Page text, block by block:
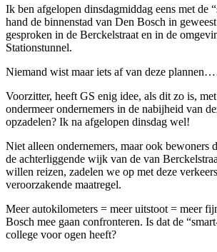
Ik ben afgelopen dinsdagmiddag eens met de
hand de binnenstad van Den Bosch in
gesproken in de Berckelstraat en in de
Stationstunnel.
Niemand wist maar iets af van deze
Voorzitter, heeft GS enig idee, als dit zo is,
ondermeer ondernemers in de nabijheid van
opzadelen? Ik na afgelopen dinsdag wel!
Niet alleen ondernemers, maar ook bewoners
de achterliggende wijk van de van
willen reizen, zadelen we op met deze
veroorzakende maatregel.
Meer autokilometers = meer uitstoot = meer
Bosch mee gaan confronteren. Is dat de
college voor ogen heeft?